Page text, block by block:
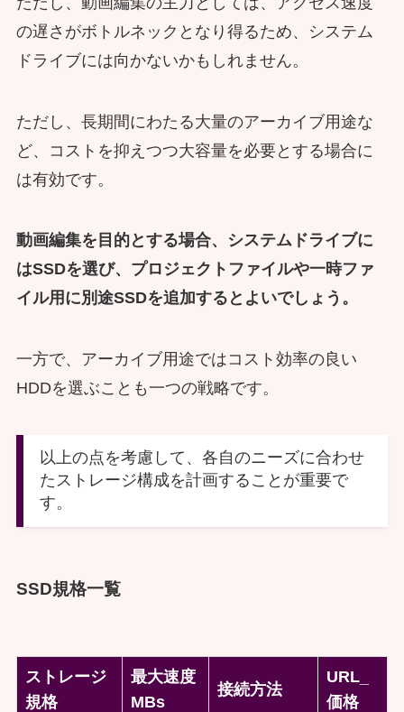
の遅さがボトルネックとなり得るため、システム
ドライブには向かないかもしれません。
ただし、長期間にわたる大量のアーカイブ用途な
ど、コストを抑えつつ大容量を必要とする場合に
は有効です。
動画編集を目的とする場合、システムドライブに
はSSDを選び、プロジェクトファイルや一時ファ
イル用に別途SSDを追加するとよいでしょう。
一方で、アーカイブ用途ではコスト効率の良い
HDDを選ぶことも一つの戦略です。
以上の点を考慮して、各自のニーズに合わせ
たストレージ構成を計画することが重要で
す。
SSD規格一覧
ストレージ
規格
最大速度
MBs
接続方法
URL_
価格